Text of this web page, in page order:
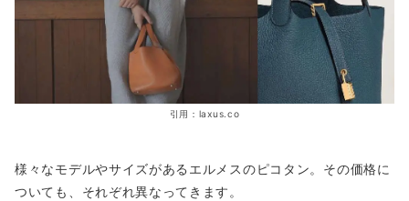
引用：laxus.co
様々なモデルやサイズがあるエルメスのピコタン。その価格に
ついても、それぞれ異なってきます。